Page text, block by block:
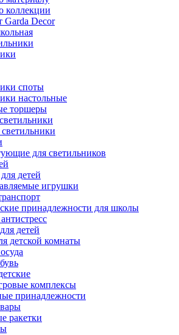
коллекции
Garda Decor
споты
настольные
торшеры
для светильников
детей
игрушки
принадлежности для школы
детей
детской комнаты
комплексы
принадлежности
ракетки